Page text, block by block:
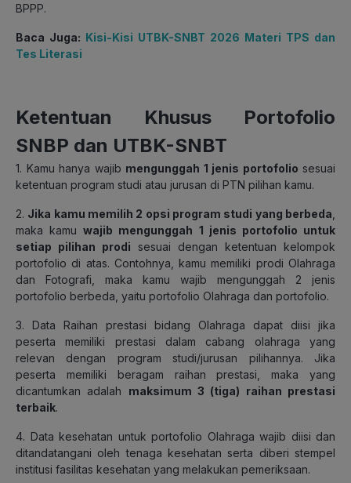
BPPP.
Baca Juga: Kisi-Kisi UTBK-SNBT 2026 Materi TPS dan
Tes Literasi
Ketentuan Khusus Portofolio
SNBP dan UTBK-SNBT
1. Kamu hanya wajib mengunggah 1 jenis portofolio sesuai
ketentuan program studi atau jurusan di PTN pilihan kamu.
2. Jika kamu memilih 2 opsi program studi yang berbeda
maka kamuwajib mengunggah 1 jenis portofolio untuk
setiap pilihan prodi sesuai dengan ketentuan kelompok
portofolio di atas. Contohnya, kamu memiliki prodi Olahraga
dan Fotografi, maka kamu wajib mengunggah 2 jenis
portofolio berbeda, yaitu portofolio Olahraga dan portofolio.
3. Data Raihan prestasi bidang Olahraga dapat diisi jika
peserta memiliki prestasi dalam cabang olahraga yang
relevan dengan program studi/jurusan pilihannya. Jika
peserta memiliki beragam raihan prestasi, maka yang
dicantumkan adalah maksimum 3 (tiga) raihan prestasi
terbaik.
4. Data kesehatan untuk portofolio Olahraga wajib diisi dan
ditandatangani oleh tenaga kesehatan serta diberi stempel
institusi fasilitas kesehatan yang melakukan pemeriksaan.